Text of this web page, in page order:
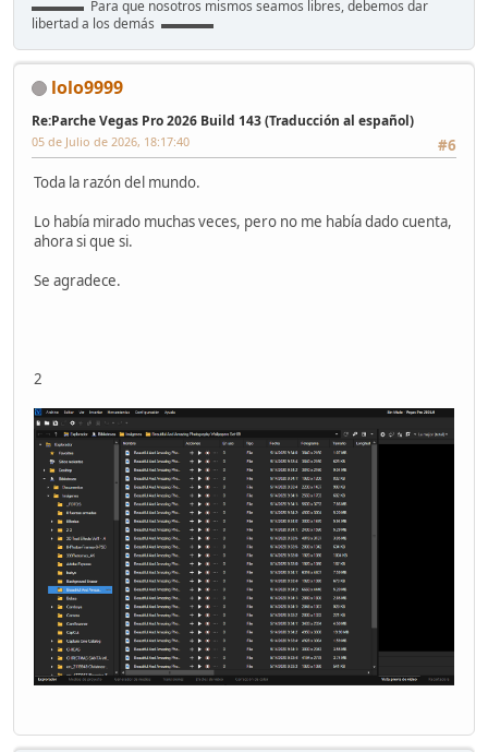
▬▬▬▬ Para que nosotros mismos seamos libres, debemos dar
libertad a los demás ▬▬▬▬
lolo9999
Re:Parche Vegas Pro 2026 Build 143 (Traducción al español)
#6
05 de Julio de 2026, 18:17:40
Toda la razón del mundo.
Lo había mirado muchas veces, pero no me había dado cuenta,
ahora si que si.
Se agradece.
2